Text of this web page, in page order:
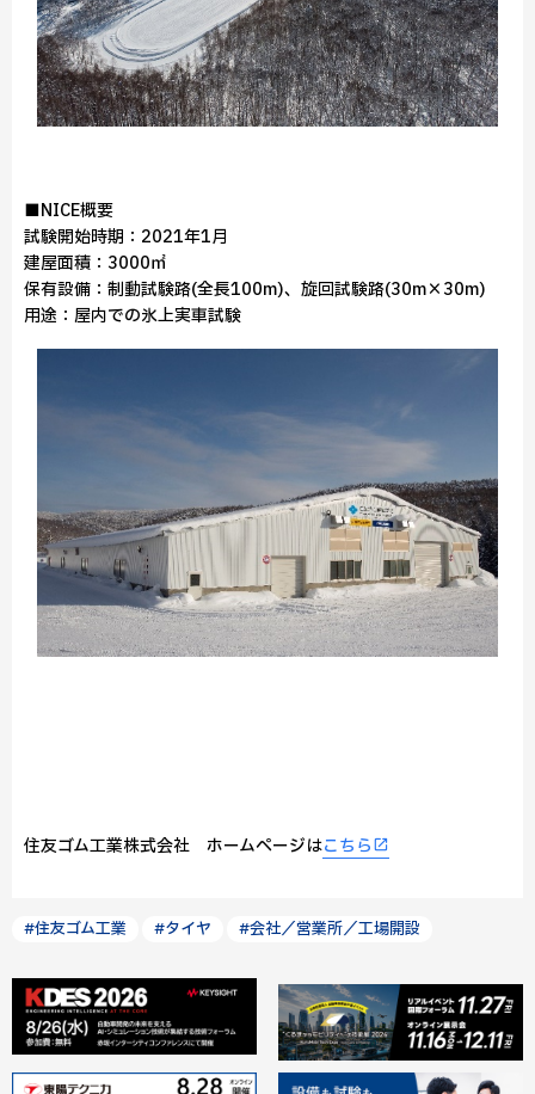
■NICE概要
試験開始時期：2021年1月
建屋面積：3000㎡
保有設備：制動試験路(全長100m)、旋回試験路(30m×30m)
用途：屋内での氷上実車試験
住友ゴム工業株式会社 ホームページはこちら
#住友ゴム工業 #タイヤ #会社／営業所／工場開設